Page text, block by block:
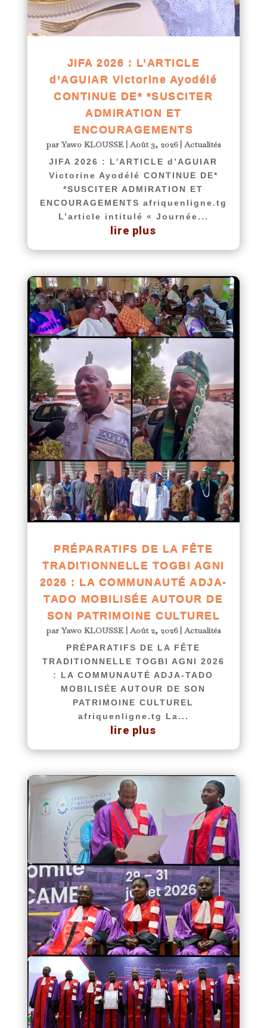
JIFA 2026 : L’ARTICLE
d’AGUIAR Victorine Ayodélé
CONTINUE DE* *SUSCITER
ADMIRATION ET
ENCOURAGEMENTS
parYawo KLOUSSE|Août 3, 2026|Actualités
JIFA 2026 : L'ARTICLE d’AGUIAR
Victorine Ayodélé CONTINUE DE*
*SUSCITER ADMIRATION ET
ENCOURAGEMENTS afriquenligne.tg
L’article intitulé « Journée...
lire plus
PRÉPARATIFS DE LA FÊTE
TRADITIONNELLE TOGBI AGNI
2026 : LA COMMUNAUTÉ ADJA-
TADO MOBILISÉE AUTOUR DE
SON PATRIMOINE CULTUREL
parYawo KLOUSSE|Août 2, 2026|Actualités
PRÉPARATIFS DE LA FÊTE
TRADITIONNELLE TOGBI AGNI 2026
: LA COMMUNAUTÉ ADJA-TADO
MOBILISÉE AUTOUR DE SON
PATRIMOINE CULTUREL
afriquenligne.tg La...
lire plus